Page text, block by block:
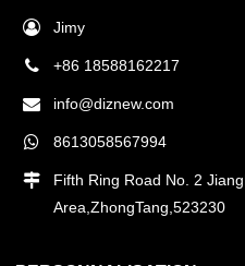
Jimy
+86 18588162217
info@diznew.com
8613058567994
Fifth Ring Road No. 2
Area,ZhongTang,523230